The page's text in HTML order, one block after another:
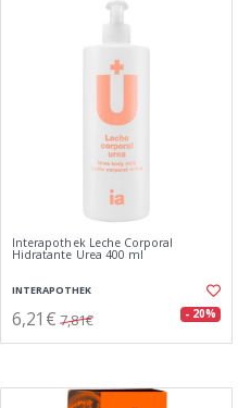
Interapothek Leche Corporal
Hidratante Urea 400 ml
INTERAPOTHEK
6,21€ 7,81€ - 20%